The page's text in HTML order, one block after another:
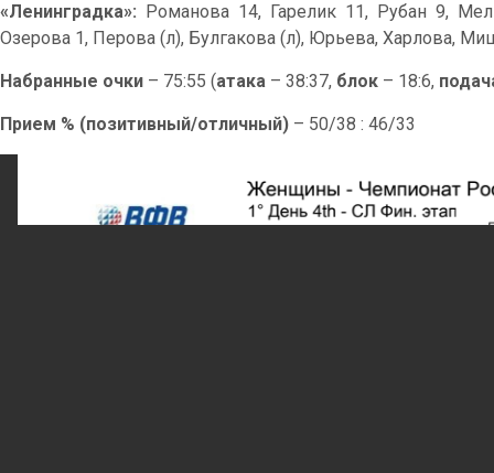
«Ленинградка»: Романова 14, Гарелик 11, Рубан 9,
Озерова 1, Перова (л), Булгакова (л), Юрьева, Харлова,
Набранные очки – 75:55 (атака – 38:37, блок – 18:6,
Прием % (позитивный/отличный) – 50/38 : 46/33